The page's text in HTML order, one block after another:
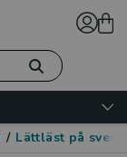
/ Lättläst på